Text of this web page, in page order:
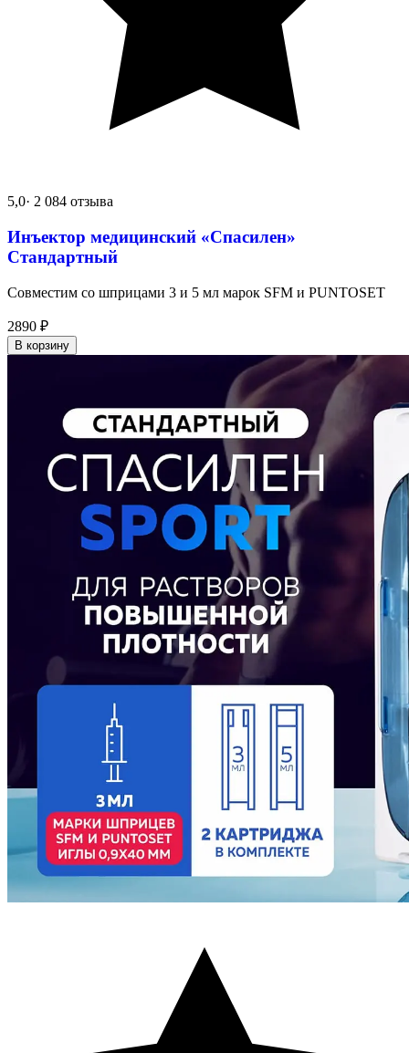
5,0· 2 084 отзыва
Инъектор медицинский «Спасилен»
Стандартный
Совместим со шприцами 3 и 5 мл марок SFM и PUNTOSET
2890 ₽
В корзину